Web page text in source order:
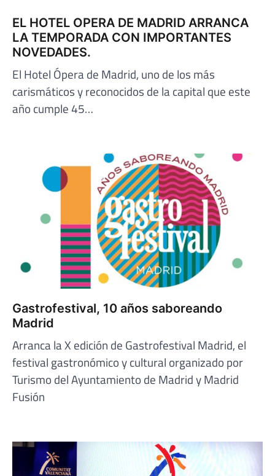
EL HOTEL OPERA DE MADRID ARRANCA
LA TEMPORADA CON IMPORTANTES
NOVEDADES.
El Hotel Ópera de Madrid, uno de los más
carismáticos y reconocidos de la capital que este
año cumple 45…
Gastrofestival, 10 años saboreando
Madrid
Arranca la X edición de Gastrofestival Madrid, el
festival gastronómico y cultural organizado por
Turismo del Ayuntamiento de Madrid y Madrid
Fusión